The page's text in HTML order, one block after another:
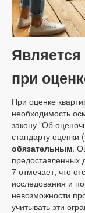
при
При оценке
необходимость
закону "Об
стандарту
обязательным.
7 отмечает, что
исследования и
невозможности
учитывать эти